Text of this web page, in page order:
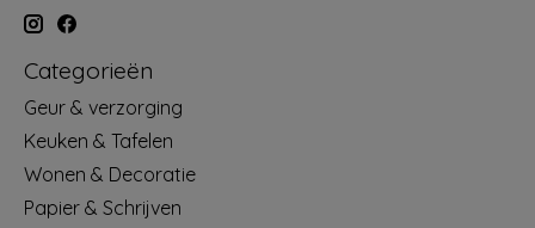
Categorieën
Geur & verzorging
Keuken & Tafelen
Wonen & Decoratie
Papier & Schrijven